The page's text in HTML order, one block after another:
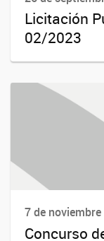
Licitación
02/2023
7 de
Concurso